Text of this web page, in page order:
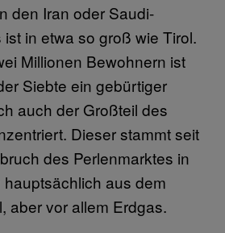
den Iran oder Saudi-
in etwa so groß wie Tirol.
Millionen Bewohnern ist
Siebte ein gebürtiger
auch der Großteil des
Dieser stammt seit
des Perlenmarktes in
aus dem
aber vor allem Erdgas.